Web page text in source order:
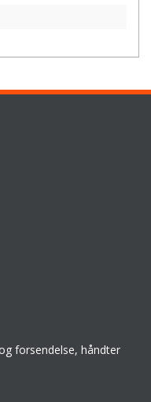
forsendelse, håndter